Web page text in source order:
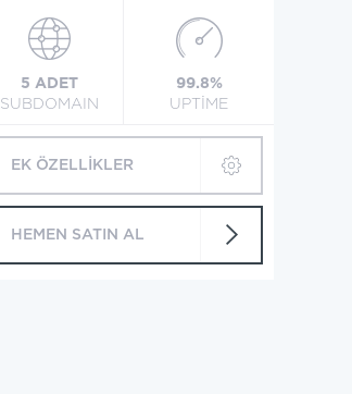
5 ADET
SUBDOMAIN
99.8%
UPTİME
EK ÖZELLİKLER
HEMEN SATIN AL